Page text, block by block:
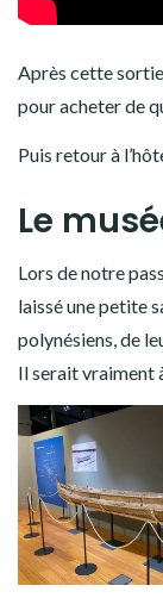
Après cette
pour acheter de
Puis retour à
Le
Lors de notre
laissé une petite
polynésiens, de
Il serait vraiment